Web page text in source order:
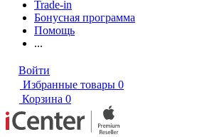
Trade-in
Бонусная программа
Помощь
...
Войти
Избранные товары 0
Корзина 0